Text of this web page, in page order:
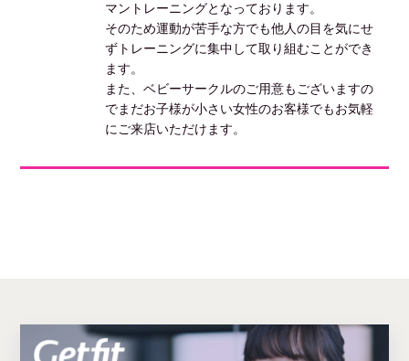
マントレーニングとなっております。
そのため運動が苦手な方でも他人の目を気にせ
ずトレーニングに集中して取り組むことができ
ます。
また、ベビーサークルのご用意もございますの
でまだお子様が小さい女性のお客様でもお気軽
にご来店いただけます。